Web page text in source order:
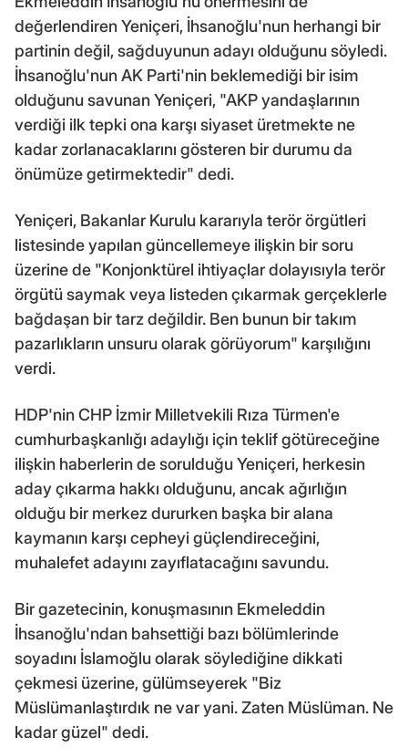
değerlendiren Yeniçeri, İhsanoğlu'nun herhangi bir
partinin değil, sağduyunun adayı olduğunu söyledi.
İhsanoğlu'nun AK Parti'nin beklemediği bir isim
olduğunu savunan Yeniçeri, "AKP yandaşlarının
verdiği ilk tepki ona karşı siyaset üretmekte ne
kadar zorlanacaklarını gösteren bir durumu da
önümüze getirmektedir" dedi.
Yeniçeri, Bakanlar Kurulu kararıyla terör örgütleri
listesinde yapılan güncellemeye ilişkin bir soru
üzerine de "Konjonktürel ihtiyaçlar dolayısıyla terör
örgütü saymak veya listeden çıkarmak gerçeklerle
bağdaşan bir tarz değildir. Ben bunun bir takım
pazarlıkların unsuru olarak görüyorum" karşılığını
verdi.
HDP'nin CHP İzmir Milletvekili Rıza Türmen'e
cumhurbaşkanlığı adaylığı için teklif götüreceğine
ilişkin haberlerin de sorulduğu Yeniçeri, herkesin
aday çıkarma hakkı olduğunu, ancak ağırlığın
olduğu bir merkez dururken başka bir alana
kaymanın karşı cepheyi güçlendireceğini,
muhalefet adayını zayıflatacağını savundu.
Bir gazetecinin, konuşmasının Ekmeleddin
İhsanoğlu'ndan bahsettiği bazı bölümlerinde
soyadını İslamoğlu olarak söylediğine dikkati
çekmesi üzerine, gülümseyerek "Biz
Müslümanlaştırdık ne var yani. Zaten Müslüman. Ne
kadar güzel" dedi.